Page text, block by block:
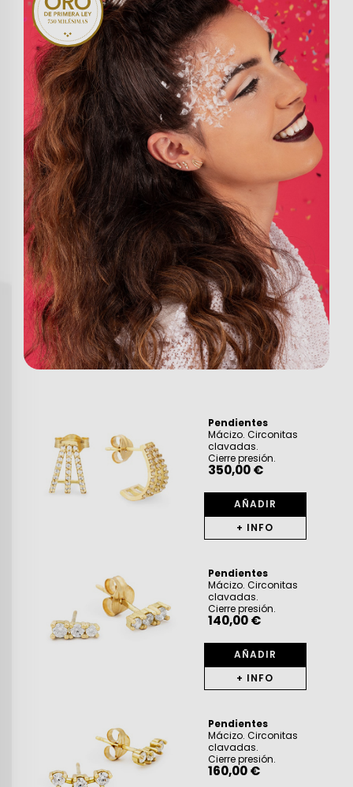
Pendientes
Mácizo. Circonitas
clavadas.
Cierre presión.
350,00 €
AÑADIR
+ INFO
Pendientes
Mácizo. Circonitas
clavadas.
Cierre presión.
140,00 €
AÑADIR
+ INFO
Pendientes
Mácizo. Circonitas
clavadas.
Cierre presión.
160,00 €